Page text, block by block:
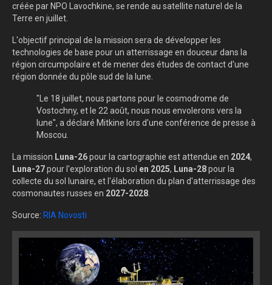
créée par NPO Lavochkine, se rende au satellite naturel de la
Terre en juillet.
L'objectif principal de la mission sera de développer les
technologies de base pour un atterrissage en douceur dans la
région circumpolaire et de mener des études de contact d'une
région donnée du pôle sud de la lune.
"Le 18 juillet, nous partons pour le cosmodrome de
Vostochny, et le 22 août, nous nous envolerons vers la
lune", a déclaré Mitkine lors d'une conférence de presse à
Moscou.
La mission Luna-26pour la cartographie est attendue en 2024,
Luna-27pour l'exploration du sol en 2025, Luna-28pour la
collecte du sol lunaire, et l'élaboration du plan d'atterrissage des
cosmonautes russes en 2027-2028
Source: RIA Novosti